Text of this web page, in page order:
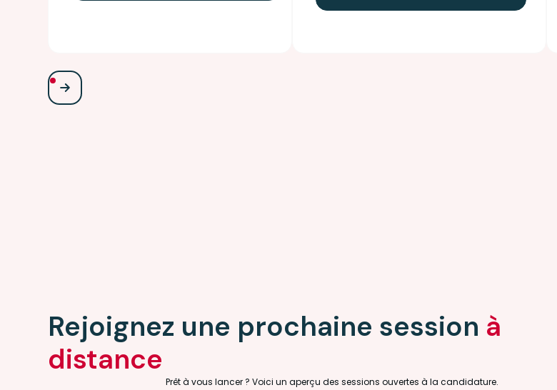
Rejoignez une prochaine session à
distance
Prêt à vous lancer ? Voici un aperçu des sessions ouvertes à la candidature.